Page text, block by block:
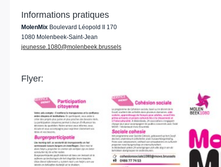
Informations pratiques
MolenMix Boulevard Léopold II 170
1080 Molenbeek-Saint-Jean
jeunesse.1080@molenbeek.brussels
Flyer: